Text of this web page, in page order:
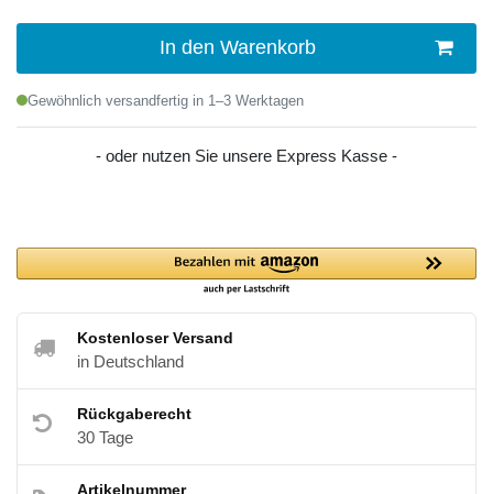
In den Warenkorb
Gewöhnlich versandfertig in 1–3 Werktagen
- oder nutzen Sie unsere Express Kasse -
Kostenloser Versand
in Deutschland
Rückgaberecht
30 Tage
Artikelnummer